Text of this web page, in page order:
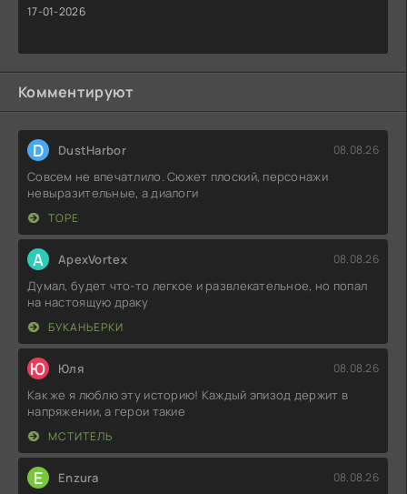
17-01-2026
Комментируют
D DustHarbor 08.08.26
Совсем не впечатлило. Сюжет плоский, персонажи
невыразительные, а диалоги
ТОРЕ
A ApexVortex 08.08.26
Думал, будет что-то легкое и развлекательное, но попал
на настоящую драку
БУКАНЬЕРКИ
Ю Юля 08.08.26
Как же я люблю эту историю! Каждый эпизод держит в
напряжении, а герои такие
МСТИТЕЛЬ
E Enzura 08.08.26